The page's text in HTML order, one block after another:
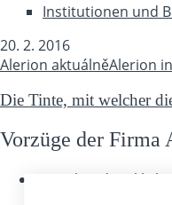
Institutionen und
20. 2. 2016
Alerion aktuálněAlerion
Die Tinte, mit welcher
Vorzüge der Firma
Kunsthandwerkliche